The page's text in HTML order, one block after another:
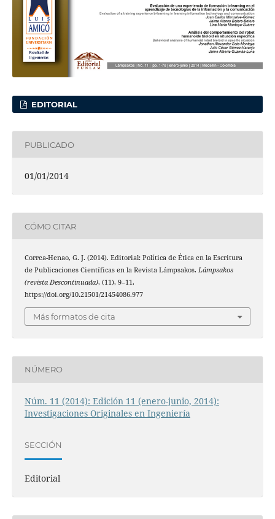
EDITORIAL
PUBLICADO
01/01/2014
CÓMO CITAR
Correa-Henao, G. J. (2014). Editorial: Política de Ética en la Escritura
de Publicaciones Científicas en la Revista Lámpsakos. Lámpsakos
(revista Descontinuada), (11), 9–11.
https://doi.org/10.21501/21454086.977
Más formatos de cita
NÚMERO
Núm. 11 (2014): Edición 11 (enero-junio, 2014):
Investigaciones Originales en Ingeniería
SECCIÓN
Editorial